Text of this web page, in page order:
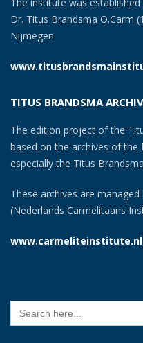
Dr. Titus Brandsma O.Carm
Nijmegen.
TITUS BRANDSMA
The edition project of the
based on the archives of the
especially the Titus
These archives are
(Nederlands Carmelitaans
www.carmeliteinstitute.nl
Search
for: